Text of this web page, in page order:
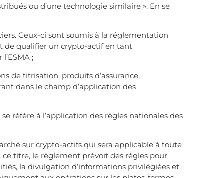
ou d’une technologie similaire ». En se
Ceux-ci sont soumis à la réglementation
de qualifier un crypto-actif en tant
;
de titrisation, produits d’assurance,
dans le champ d’application des
réfère à l’application des règles nationales des
sur crypto-actifs qui sera applicable à toute
titre, le règlement prévoit des règles pour
la divulgation d’informations privilégiées et